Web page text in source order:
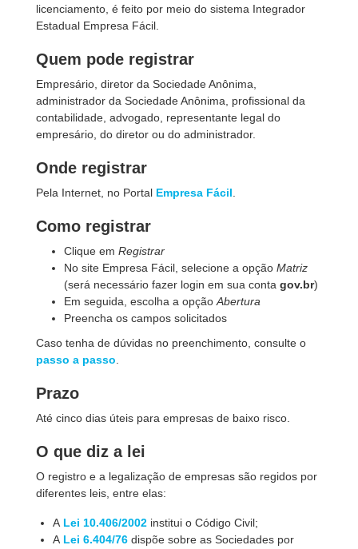
licenciamento, é feito por meio do sistema Integrador
Estadual Empresa Fácil.
Quem pode registrar
Empresário, diretor da Sociedade Anônima,
administrador da Sociedade Anônima, profissional da
contabilidade, advogado, representante legal do
empresário, do diretor ou do administrador.
Onde registrar
Pela Internet, no Portal Empresa Fácil
Como registrar
Clique em Registrar
No site Empresa Fácil, selecione a opção Matriz
(será necessário fazer login em sua conta gov.br)
Em seguida, escolha a opção Abertura
Preencha os campos solicitados
Caso tenha de dúvidas no preenchimento, consulte o
passo a passo
Prazo
Até cinco dias úteis para empresas de baixo risco.
O que diz a lei
O registro e a legalização de empresas são regidos por
diferentes leis, entre elas:
A Lei 10.406/2002 institui o Código Civil;
A Lei 6.404/76 dispõe sobre as Sociedades por